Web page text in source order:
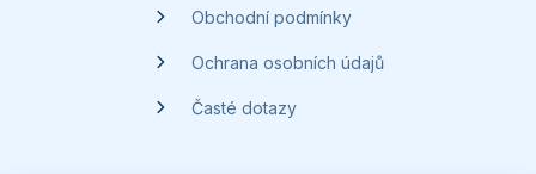
Obchodní podmínky
Ochrana osobních údajů
Časté dotazy